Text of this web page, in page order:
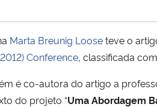
Marta Breunig Looseteve o
Conference, classificada
é co-autora do artigo a
do projeto “Uma Abordagem